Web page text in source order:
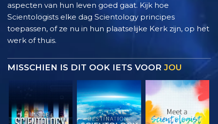
aspecten van hun leven goed gaat. Kijk hoe
Scientologists elke dag Scientology principes
toepassen, of ze nu in hun plaatselijke Kerk zijn, op het
werk of thuis.
MISSCHIEN IS DIT OOK IETS VOOR JOU